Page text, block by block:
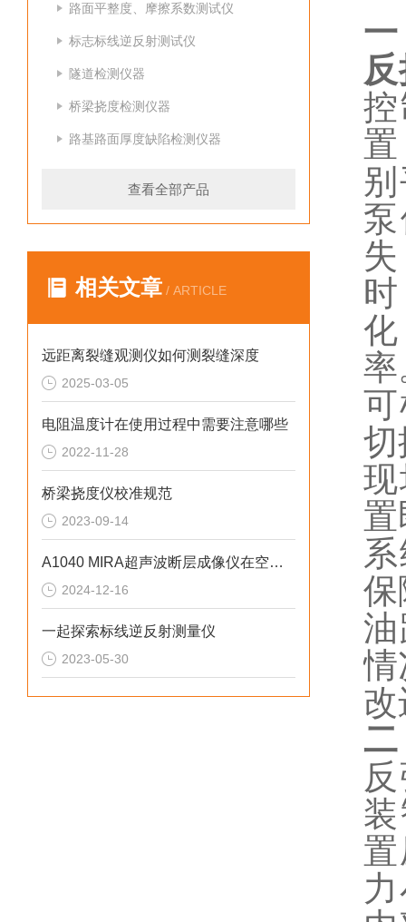
路面平整度、摩擦系数测试仪
标志标线逆反射测试仪
隧道检测仪器
桥梁挠度检测仪器
路基路面厚度缺陷检测仪器
查看全部产品
相关文章 / ARTICLE
远距离裂缝观测仪如何测裂缝深度
2025-03-05
电阻温度计在使用过程中需要注意哪些
2022-11-28
桥梁挠度仪校准规范
2023-09-14
A1040 MIRA超声波断层成像仪在空腔浇筑混凝土结构检测的应用
2024-12-16
一起探索标线逆反射测量仪
2023-05-30
率
切
保
情
二